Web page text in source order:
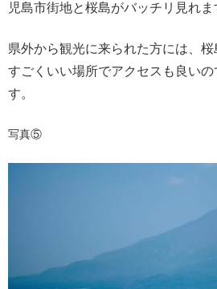
児島市街地と桜島がバッチリ見れま
県外から観光に来られた方には、
すごくいい場所でアクセスも良いの
す。
写真⑤